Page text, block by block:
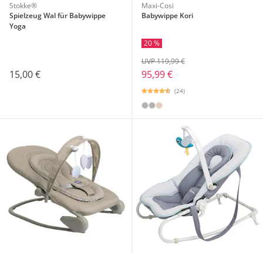
Stokke®
Spielzeug Wal für Babywippe
Yoga
15,00 €
Maxi-Cosi
Babywippe Kori
20 %
95,99 €
UVP 119,99 €
(24)